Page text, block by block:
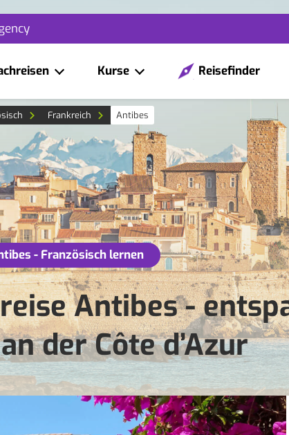
Kurse Reisefinder
Frankreich Antibes
- Französisch lernen
Antibes -
der Côte d’Azur